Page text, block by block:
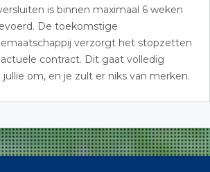
is binnen maximaal 6 weken
De toekomstige
verzorgt het stopzetten
contract. Dit gaat volledig
om, en je zult er niks van merken.